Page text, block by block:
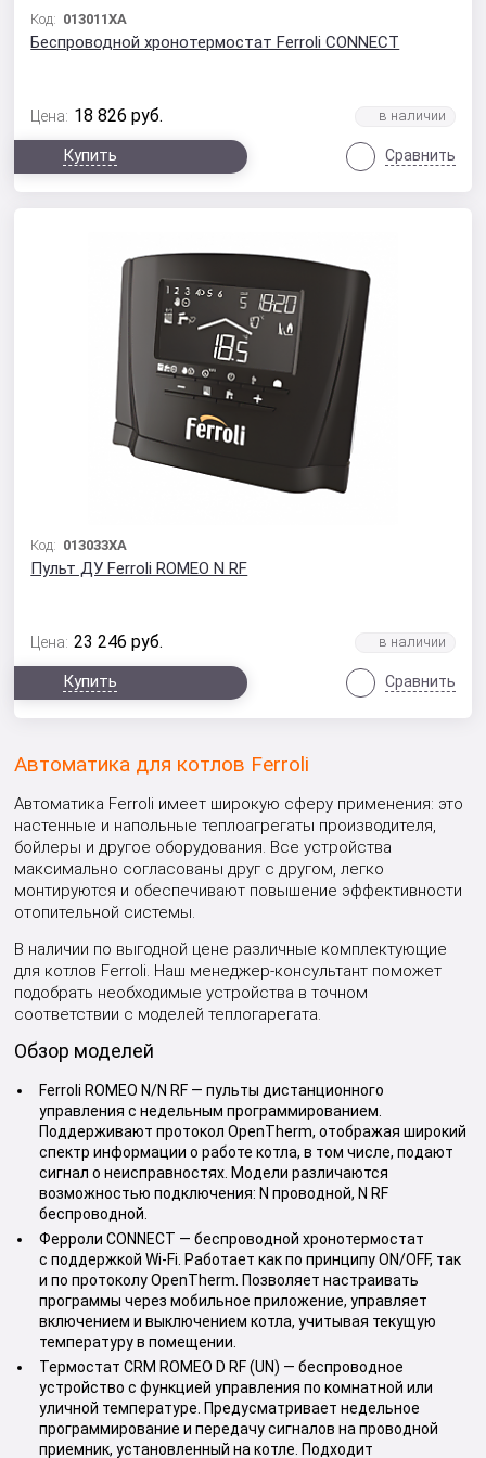
Код: 013011XA
Беспроводной хронотермостат Ferroli CONNECT
Цена: 18 826 руб.
Купить Сравнить
Код: 013033XA
Пульт ДУ Ferroli ROMEO N RF
Цена: 23 246 руб.
Купить Сравнить
Автоматика для котлов Ferroli
Автоматика Ferroli имеет широкую сферу применения: это
настенные и напольные теплоагрегаты производителя,
бойлеры и другое оборудования. Все устройства
максимально согласованы друг с другом, легко
монтируются и обеспечивают повышение эффективности
отопительной системы.
В наличии по выгодной цене различные комплектующие
для котлов Ferroli. Наш менеджер-консультант поможет
подобрать необходимые устройства в точном
соответствии с моделей теплогарегата.
Обзор моделей
Ferroli ROMEO N/N RF — пульты дистанционного
управления с недельным программированием.
Поддерживают протокол OpenTherm, отображая широкий
спектр информации о работе котла, в том числе, подают
сигнал о неисправностях. Модели различаются
возможностью подключения: N проводной, N RF
беспроводной.
Ферроли CONNECT — беспроводной хронотермостат
с поддержкой Wi-Fi. Работает как по принципу ON/OFF, так
и по протоколу OpenTherm. Позволяет настраивать
программы через мобильное приложение, управляет
включением и выключением котла, учитывая текущую
температуру в помещении.
Термостат CRM ROMEO D RF (UN) — беспроводное
устройство с функцией управления по комнатной или
уличной температуре. Предусматривает недельное
программирование и передачу сигналов на проводной
приемник, установленный на котле. Подходит